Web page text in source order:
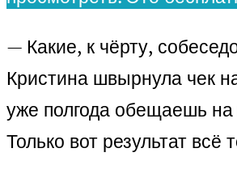
— Какие, к чёрту,
Кристина швырнула чек
уже полгода обещаешь на
Только вот результат всё